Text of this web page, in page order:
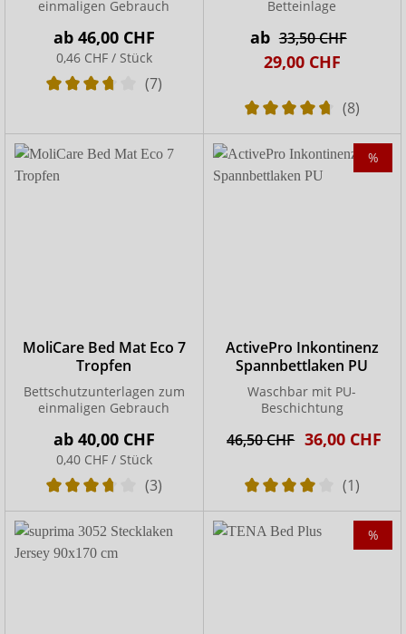
einmaligen Gebrauch
ab 46,00 CHF
0,46 CHF / Stück
(7)
Betteinlage
ab 33,50 CHF
29,00 CHF
(8)
MoliCare Bed Mat Eco 7
Tropfen
Bettschutzunterlagen zum
einmaligen Gebrauch
ab 40,00 CHF
0,40 CHF / Stück
(3)
%
ActivePro Inkontinenz
Spannbettlaken PU
Waschbar mit PU-
Beschichtung
46,50 CHF 36,00 CHF
(1)
%